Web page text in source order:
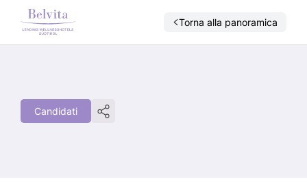
Torna alla panoramica
Candidati